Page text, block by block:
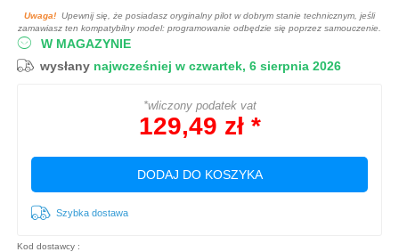
Uwaga! Upewnij się, że posiadasz oryginalny pilot w dobrym stanie technicznym, jeśli
zamawiasz ten kompatybilny model: programowanie odbędzie się poprzez samouczenie.
W MAGAZYNIE
wysłany najwcześniej w czwartek, 6 sierpnia 2026
*wliczony podatek vat
129,49 zł *
DODAJ DO KOSZYKA
Szybka dostawa
Kod dostawcy :